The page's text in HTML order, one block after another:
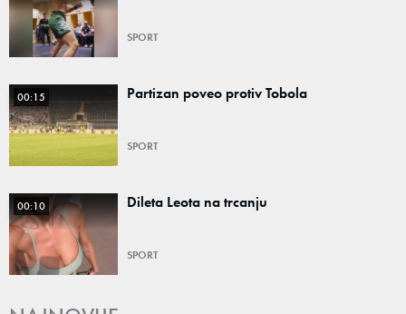
SPORT
00:15 Partizan poveo protiv Tobola
SPORT
00:10 Dileta Leota na trcanju
SPORT